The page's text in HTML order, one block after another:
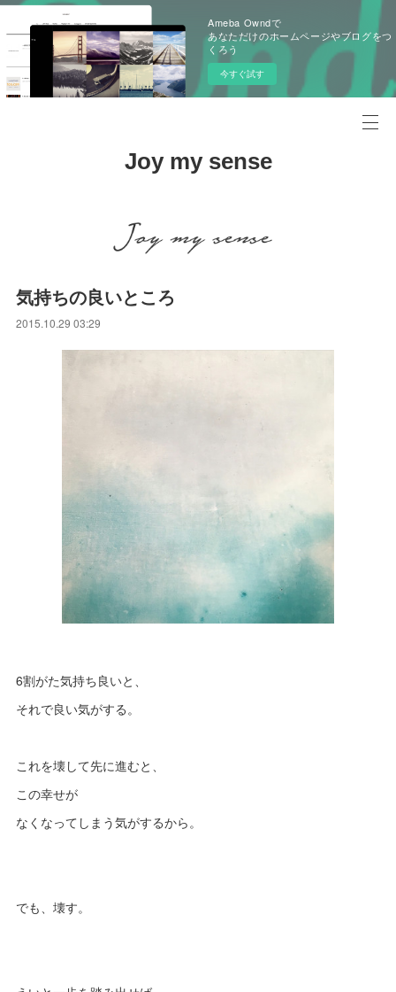
Ameba Owndで
あなただけのホームページやブログをつ
くろう
今すぐ試す
Joy my sense
気持ちの良いところ
2015.10.29 03:29
6割がた気持ち良いと、
それで良い気がする。
これを壊して先に進むと、
この幸せが
なくなってしまう気がするから。
でも、壊す。